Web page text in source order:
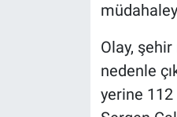
Olay,
nedenle
yerine